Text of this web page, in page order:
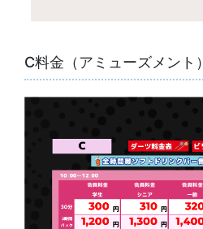
C料金（アミューズメント）